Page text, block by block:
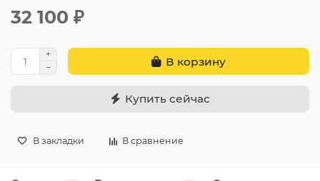
32 100 ₽
В корзину
Купить сейчас
В закладки В сравнение